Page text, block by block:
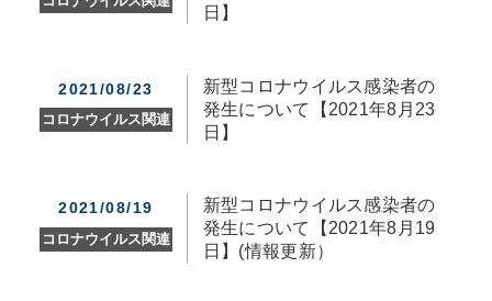
日】
2021/08/23
コロナウイルス関連
新型コロナウイルス感染者の
発生について【2021年8月23
日】
2021/08/19
コロナウイルス関連
新型コロナウイルス感染者の
発生について【2021年8月19
日】(情報更新）